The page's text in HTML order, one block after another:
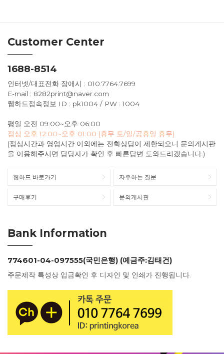
Customer Center
1688-8514
인터넷/대표전화 장애시 : 010.7764.7699
E-mail : 8282print@naver.com
웹하드접속정보 ID : pk1004 / PW : 1004
평일 오전 09:00~오후 06:00
점심 오후 12:00~오후 01:00 (휴무 토/일/공휴일 휴무)
(점심시간과 영업시간 이외에는 전화상담이 제한되오니 문의게시판
을 이용해주시면 담당자가 확인 후 빠른답변 도와드리겠습니다.)
웹하드 바로가기 자주하는 질문
구매후기 문의게시판
Bank Information
774601-04-097555(국민은행) (예금주:김태건)
주문제작 특성상 입금확인 후 디자인 및 인쇄가 진행됩니다.